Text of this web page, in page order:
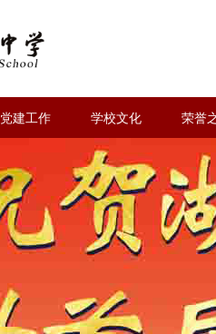
党建工作 学校文化 荣誉